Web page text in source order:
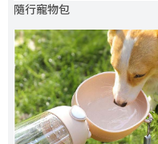
隨行寵物包